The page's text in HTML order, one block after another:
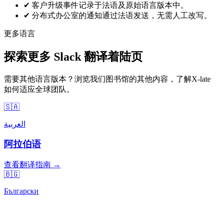
✔ 客户升级事件记录于法语及原始语言版本中。
✔ 分布式办公室的通知通过法语发送，无需人工改写。
更多语言
探索更多 Slack 翻译着陆页
需要其他语言版本？浏览我们图书馆的其他内容，了解X-late
如何适应全球团队。
🇸🇦
العربية
阿拉伯语
查看翻译指南 →
🇧🇬
Български